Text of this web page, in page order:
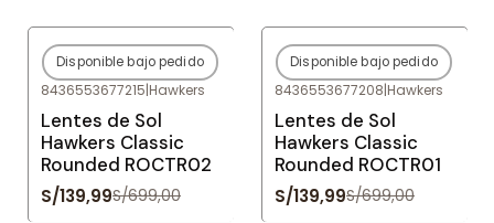
-80%OFF
Agotado
Disponible bajo pedido
8436553677215|Hawkers
Lentes de Sol
Hawkers Classic
Rounded ROCTR02
S/139,99S/699,00
-80%OFF
Agotado
Disponible bajo pedido
8436553677208|Hawkers
Lentes de Sol
Hawkers Classic
Rounded ROCTR01
S/139,99S/699,00